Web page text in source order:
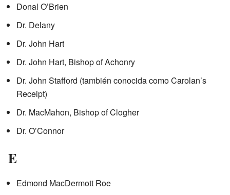
Donal O’Brien
Dr. Delany
Dr. John Hart
Dr. John Hart, Bishop of Achonry
Dr. John Stafford (también conocida como Carolan’s
Receipt)
Dr. MacMahon, Bishop of Clogher
Dr. O’Connor
E
Edmond MacDermott Roe